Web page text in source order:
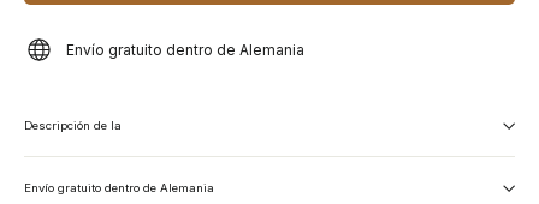
Envío gratuito dentro de Alemania
Descripción de la
Envío gratuito dentro de Alemania